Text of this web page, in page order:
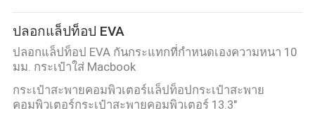
ปลอกแล็ปท็อป EVA
ปลอกแล็ปท็อป EVA กันกระแทกที่กำหนดเองความหนา 10
มม. กระเป๋าใส่ Macbook
กระเป๋าสะพายคอมพิวเตอร์แล็ปท็อปกระเป๋าสะพาย
คอมพิวเตอร์กระเป๋าสะพายคอมพิวเตอร์ 13.3"